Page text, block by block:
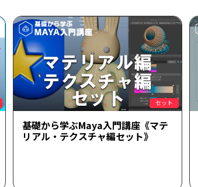
セット
基礎から学ぶMaya入門講座《マテ
リアル・テクスチャ編セット》